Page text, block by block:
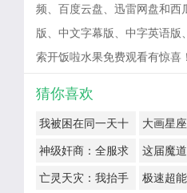
频、百度云盘、迅雷网盘和
版、中文字幕版、中字英语
索开饭啦水果免费观看有惊
猜你喜欢
我被困在同一天十
万年
大画星
第2季
神级奸商：全服求
我别薅了
这届魔
亡灵天灾：我抬手
极速超